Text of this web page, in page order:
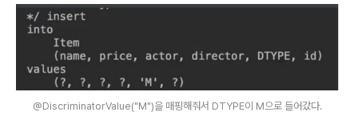
@DiscriminatorValue("M")을 매핑해줘서 DTYPE이 M으로 들어갔다.